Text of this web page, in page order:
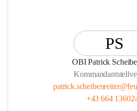
PS
OBI Patrick
+43 664